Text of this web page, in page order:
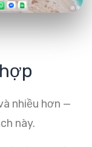
nhiều hơn —
này.